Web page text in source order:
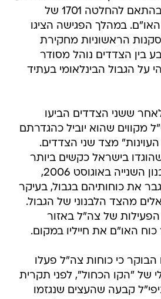
את הרוחות ולפעול בהתאם להחלטה 1701 של
במהלך הפגישה הציגו
הראשוניות מחקירת
בין הצדדים נוהל מסודר
על הגבול הבינלאומי בעתיד
ששני הצדדים הביעו
מקווים שהוא יוביל כהגדרתם
מצד שני הצדדים.
בישראל כקשים ביותר
מאז תום מלחמת לבנון השנייה באוגוסט 2006,
את כוחותיהם בגבול, בעיקר
מהצד הלבנוני של הגבול.
של צה"ל באזור
האו"ם את חייליו במקום.
הבוקר כי כוחות צה"ל פעלו
של "הקו הכחול", לפני תקרית
קבעה שהעצים שנגזמו